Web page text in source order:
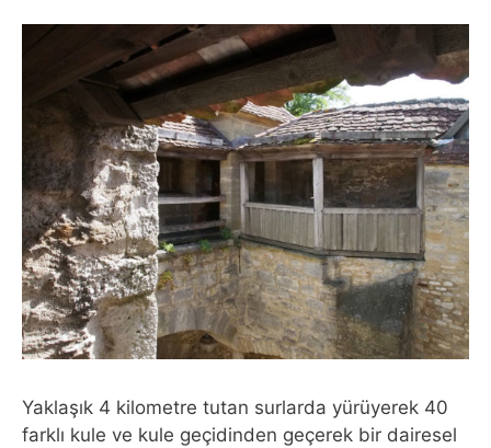
Yaklaşık 4 kilometre tutan surlarda yürüyerek 40
farklı kule ve kule geçidinden geçerek bir dairesel